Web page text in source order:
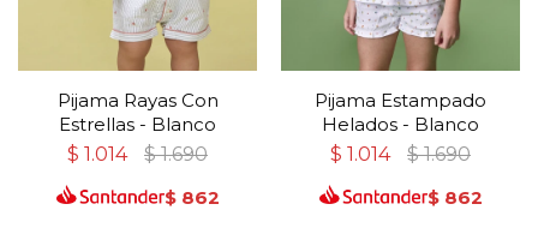
Pijama Rayas Con
Estrellas - Blanco
$ 1.014 $ 1.690
$ 862
Pijama Estampado
Helados - Blanco
$ 1.014 $ 1.690
$ 862